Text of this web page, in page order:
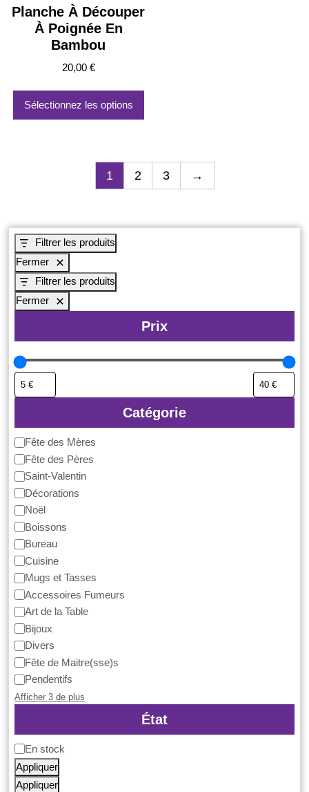
Planche À Découper
À Poignée En
Bambou
20,00 €
Sélectionnez les options
1 2 3 →
Filtrer les produits
Fermer
Filtrer les produits
Fermer
Prix
Catégorie
Catégorie
Fête des Mères
Fête des Pères
Saint-Valentin
Décorations
Noël
Boissons
Bureau
Cuisine
Mugs et Tasses
Accessoires Fumeurs
Art de la Table
Bijoux
Divers
Fête de Maitre(sse)s
Pendentifs
Afficher 3 de plus
État
Disponibilité
En stock
Appliquer
Appliquer